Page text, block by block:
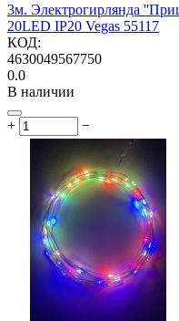
3м. Электрогирлянда
20LED IP20 Vegas 55117
КОД:
4630049567750
0.0
В наличии
+ −